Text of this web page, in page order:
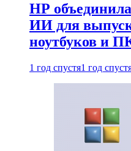
HP
ИИ для
ноутбуков и
1 год спустя1 год